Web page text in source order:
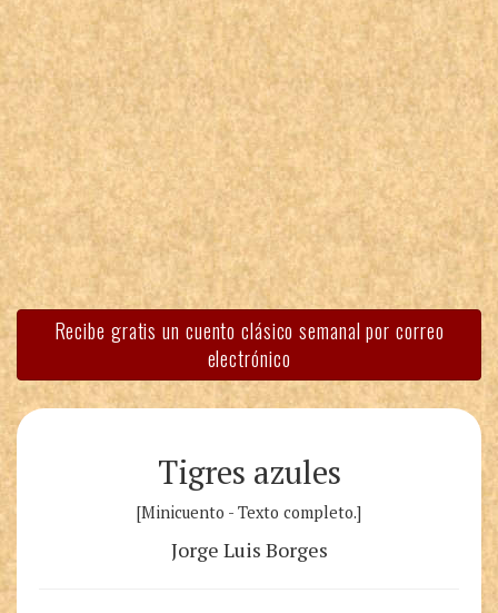
Recibe gratis un cuento clásico semanal por correo
electrónico
Tigres azules
[Minicuento - Texto completo.]
Jorge Luis Borges